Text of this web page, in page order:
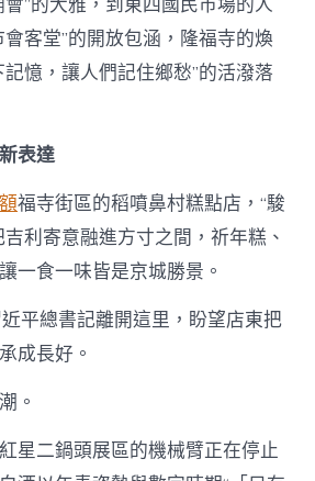
客堂”的開放包涵，隆福寺的煥
憶，讓人們記住鄉愁”的活潑落
表達
福寺街區的稻噴鼻村糕點店，“駿
利寄意融進方寸之間，祈年糕、
一食一味皆是京城勝景。
平總書記離開這里，盼望店東把
成長好。
。
星二鍋頭展區的機械臂正在停止